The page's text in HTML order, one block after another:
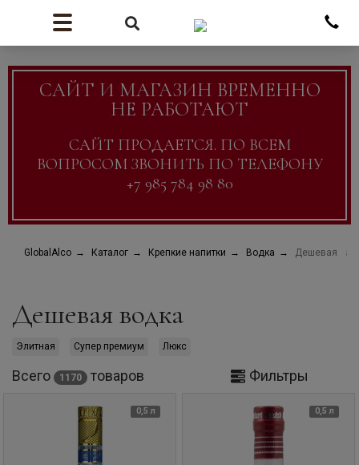
САЙТ И МАГАЗИН ВРЕМЕННО
НЕ РАБОТАЮТ
САЙТ ПРОДАЕТСЯ. ПО ВСЕМ
ВОПРОСОМ ЗВОНИТЬ ПО ТЕЛЕФОНУ
+7 985 784 98 80
GlobalAlco Каталог Крепкие напитки Водка Дешевая
Дешевая водка
Элитная Супер премиум Люкс
Всего 1170 товаров Фильтры
0,5 л 0,5 л